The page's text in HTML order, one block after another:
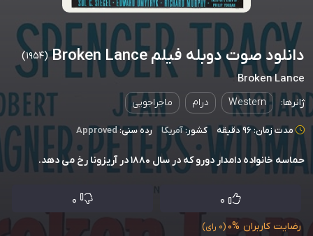
دانلود صوت دوبله فیلم Broken Lance (1954)
Broken Lance
ژانرها: Western درام ماجراجویی
مدت زمان: 96 دقیقه کشور:آمریکا رده سنی:Approved
حماسه خانواده دامدار دورو که در سال 1880 در آریزونا رخ می دهد.
0
0
رضایت کاربران 0% (0 رای)